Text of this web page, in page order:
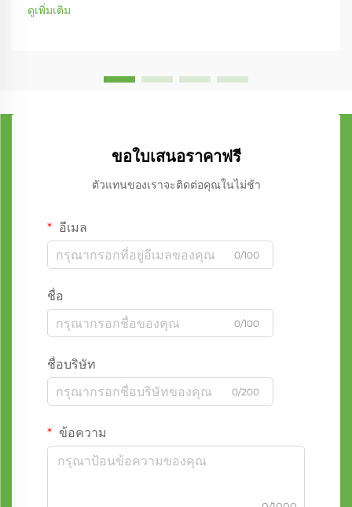
ดูเพิ่มเติม
ขอใบเสนอราคาฟรี
ตัวแทนของเราจะติดต่อคุณในไม่ช้า
อีเมล
0/100
ชื่อ
0/100
ชื่อบริษัท
0/200
ข้อความ